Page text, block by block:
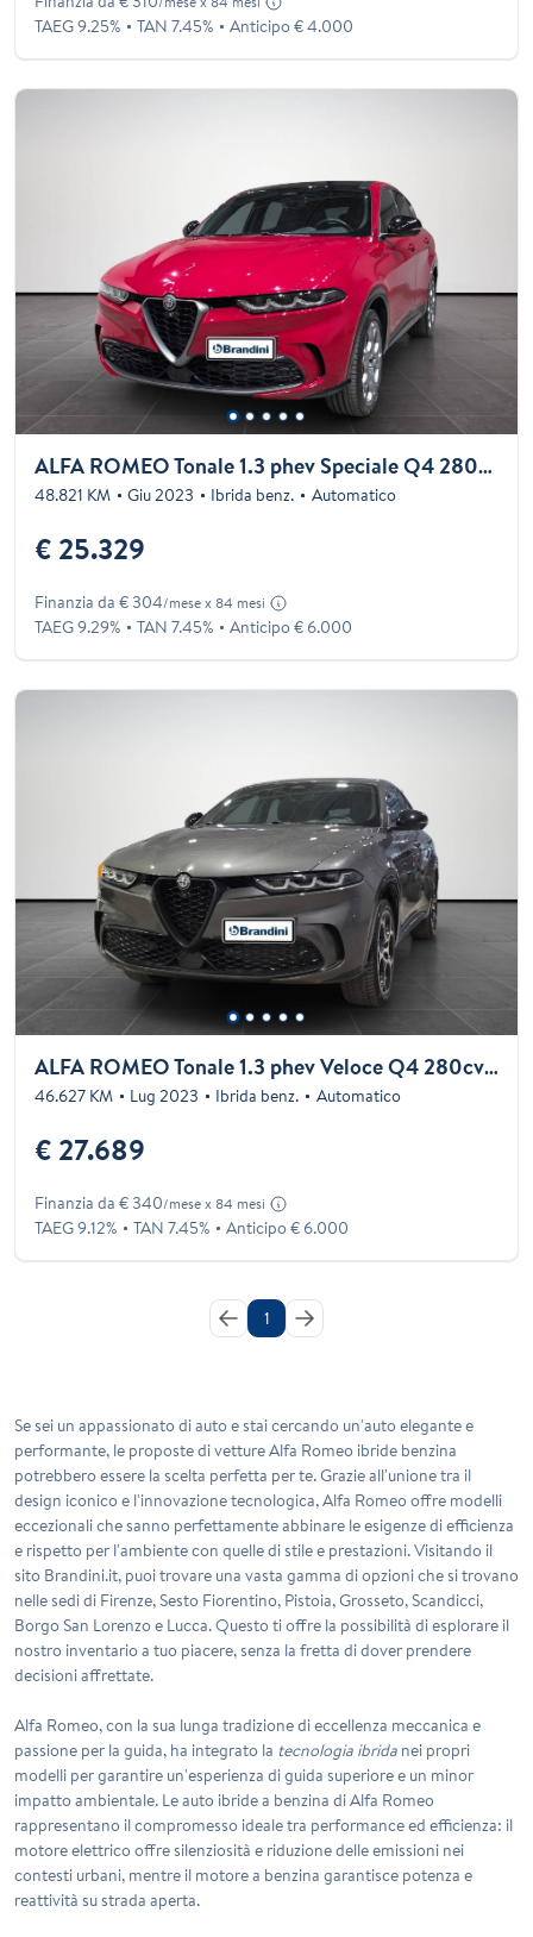
TAEG 9.25% TAN 7.45% Anticipo € 4.000
ALFA ROMEO Tonale 1.3 phev Speciale Q4 280cv at6
48.821 KM Giu 2023 Ibrida benz. Automatico
€ 25.329
Finanzia da € 304/mese x 84 mesi
TAEG 9.29% TAN 7.45% Anticipo € 6.000
ALFA ROMEO Tonale 1.3 phev Veloce Q4 280cv at6
46.627 KM Lug 2023 Ibrida benz. Automatico
€ 27.689
Finanzia da € 340/mese x 84 mesi
TAEG 9.12% TAN 7.45% Anticipo € 6.000
1
Se sei un appassionato di auto e stai cercando un'auto elegante e
performante, le proposte di vettureAlfa Romeo ibride benzina
potrebbero essere la scelta perfetta per te. Grazie all'unione tra il
design iconico e l'innovazione tecnologica, Alfa Romeo offre modelli
eccezionali che sanno perfettamente abbinare le esigenze di efficienza
e rispetto per l'ambiente con quelle di stile e prestazioni. Visitando il
sito Brandini.it, puoi trovare una vasta gamma di opzioni che si trovano
nelle sedi di Firenze, Sesto Fiorentino, Pistoia, Grosseto, Scandicci,
Borgo San Lorenzo e Lucca. Questo ti offre la possibilità di esplorare il
nostro inventario a tuo piacere, senza la fretta di dover prendere
decisioni affrettate.
Alfa Romeo, con la sua lunga tradizione di eccellenza meccanica e
passione per la guida, ha integrato la tecnologia ibrida nei propri
modelli per garantire un'esperienza di guida superiore e un minor
impatto ambientale. Le auto ibride a benzina di Alfa Romeo
rappresentano il compromesso ideale tra performance ed efficienza: il
motore elettrico offre silenziosità e riduzione delle emissioni nei
contesti urbani, mentre il motore a benzina garantisce potenza e
reattività su strada aperta.